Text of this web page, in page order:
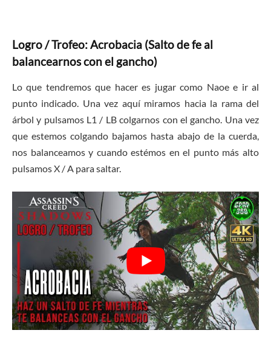
Logro / Trofeo: Acrobacia (Salto de fe al
balancearnos con el gancho)
Lo que tendremos que hacer es jugar como Naoe e ir al
punto indicado. Una vez aquí miramos hacia la rama del
árbol y pulsamos L1 / LB colgarnos con el gancho. Una vez
que estemos colgando bajamos hasta abajo de la cuerda,
nos balanceamos y cuando estémos en el punto más alto
pulsamos X / A para saltar.